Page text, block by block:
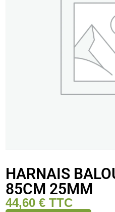
HARNAIS
85CM 25MM
44,60€ TTC